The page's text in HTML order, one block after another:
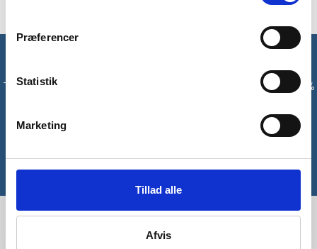
Præferencer
Statistik
Marketing
Tillad alle
Afvis
Tilmeld dig vores nyhedsbrev og modtag med det samme en 10%
*Gælder ikke allerede nedsatte varer